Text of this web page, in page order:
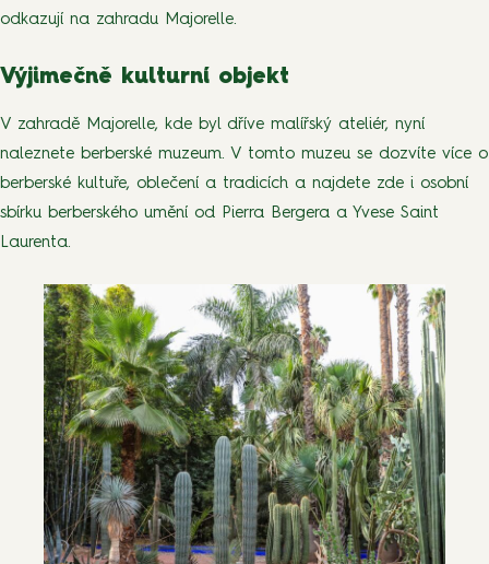
odkazují na zahradu Majorelle.
Výjimečně kulturní objekt
V zahradě Majorelle, kde byl dříve malířský ateliér, nyní
naleznete berberské muzeum. V tomto muzeu se dozvíte více o
berberské kultuře, oblečení a tradicích a najdete zde i osobní
sbírku berberského umění od Pierra Bergera a Yvese Saint
Laurenta.